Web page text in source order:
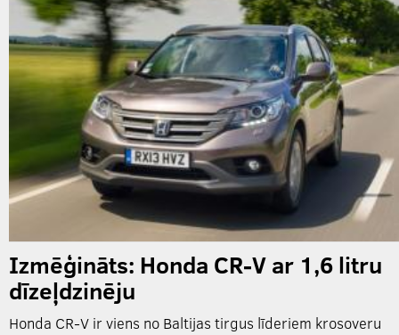
Izmēģināts: Honda CR-V ar 1,6 litru
dīzeļdzinēju
Honda CR-V ir viens no Baltijas tirgus līderiem krosoveru